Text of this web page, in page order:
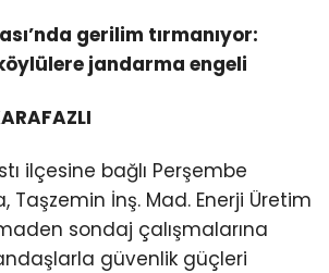
gerilim tırmanıyor:
jandarma engeli
ilçesine bağlı Perşembe
Taşzemin İnş. Mad. Enerji Üretim
sondaj çalışmalarına
güvenlik güçleri